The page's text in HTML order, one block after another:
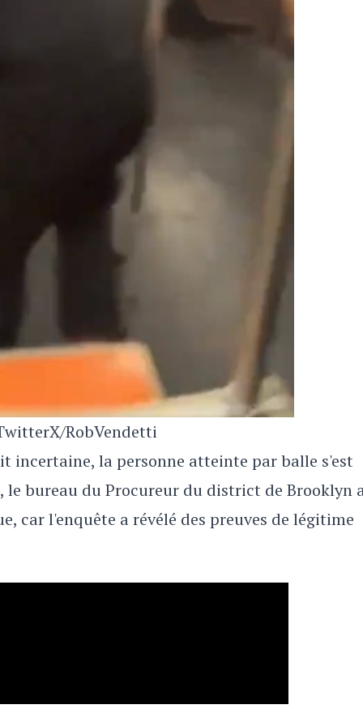
RobVendetti
incertaine, la personne atteinte par balle s'est
bureau du Procureur du district de Brooklyn
car l'enquête a révélé des preuves de légitime